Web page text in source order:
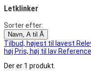
Letklinker
Sorter efter:
Navn, A til Å
Tilbud, højest til lavest
høj Pris, høj til lav
Der er 1 produkt.